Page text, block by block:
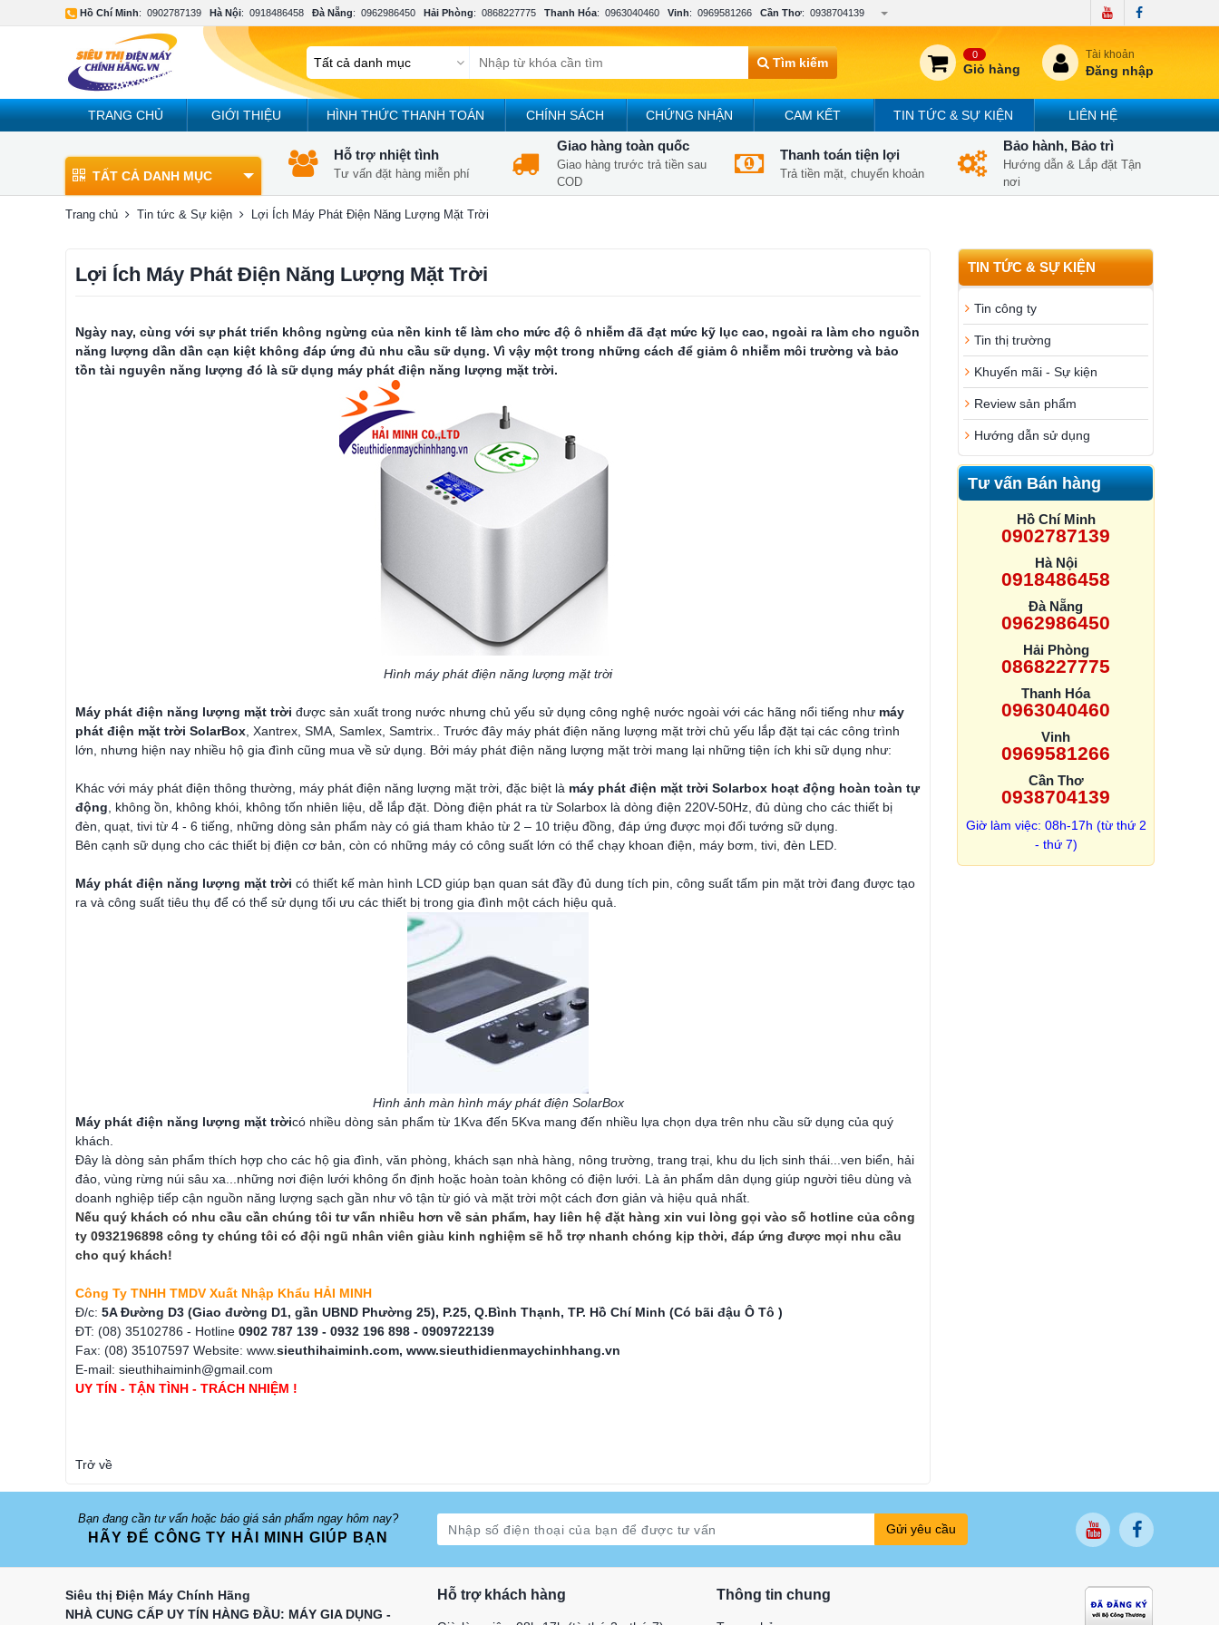
Hồ Chí Minh: 0902787139 Hà Nội: 0918486458 Đà Nẵng: 0962986450 Hải Phòng: 0868227775 Thanh Hóa: 0963040460 Vinh: 0969581266 Cần Thơ: 0938704139
Tìm kiếm
0
Giỏ hàng
Tài khoản
Đăng nhập
TRANG CHỦ GIỚI THIỆU HÌNH THỨC THANH TOÁN CHÍNH SÁCH CHỨNG NHẬN CAM KẾT TIN TỨC & SỰ KIỆN LIÊN HỆ
TẤT CẢ DANH MỤC
Hỗ trợ nhiệt tình
Tư vấn đặt hàng miễn phí
Giao hàng toàn quốc
Giao hàng trước trả tiền sau
COD
Thanh toán tiện lợi
Trả tiền mặt, chuyển khoản
Bảo hành, Bảo trì
Hướng dẫn & Lắp đặt Tận
nơi
Trang chủ Tin tức & Sự kiện Lợi Ích Máy Phát Điện Năng Lượng Mặt Trời
TIN TỨC & SỰ KIỆN
Tin công ty
Tin thị trường
Khuyến mãi - Sự kiện
Review sản phẩm
Hướng dẫn sử dụng
Tư vấn Bán hàng
Hồ Chí Minh
0902787139
Hà Nội
0918486458
Đà Nẵng
0962986450
Hải Phòng
0868227775
Thanh Hóa
0963040460
Vinh
0969581266
Cần Thơ
0938704139
Giờ làm việc: 08h-17h (từ thứ 2
- thứ 7)
Lợi Ích Máy Phát Điện Năng Lượng Mặt Trời
Ngày nay, cùng với sự phát triển không ngừng của nền kinh tế làm cho mức độ ô nhiễm đã đạt mức kỹ lục cao, ngoài ra làm cho nguồn
năng lượng dần dần cạn kiệt không đáp ứng đủ nhu cầu sữ dụng. Vì vậy một trong những cách để giảm ô nhiễm môi trường và bảo
tồn tài nguyên năng lượng đó là sữ dụng máy phát điện năng lượng mặt trời.
Hình máy phát điện năng lượng mặt trời
Máy phát điện năng lượng mặt trời được sản xuất trong nước nhưng chủ yếu sử dụng công nghệ nước ngoài với các hãng nổi tiếng như máy
phát điện mặt trời SolarBox , Xantrex, SMA, Samlex, Samtrix.. Trước đây máy phát điện năng lượng mặt trời chủ yếu lắp đặt tại các công trình
lớn, nhưng hiện nay nhiều hộ gia đình cũng mua về sử dụng. Bởi máy phát điện năng lượng mặt trời mang lại những tiện ích khi sữ dụng như:
Khác với máy phát điện thông thường, máy phát điện năng lượng mặt trời, đặc biệt là máy phát điện mặt trời Solarbox hoạt động hoàn toàn tự
động , không ồn, không khói, không tốn nhiên liệu, dễ lắp đặt. Dòng điện phát ra từ Solarbox là dòng điện 220V-50Hz, đủ dùng cho các thiết bị
đèn, quạt, tivi từ 4 - 6 tiếng, những dòng sản phẩm này có giá tham khảo từ 2 – 10 triệu đồng, đáp ứng được mọi đối tướng sữ dụng.
Bên cạnh sữ dụng cho các thiết bị điện cơ bản, còn có những máy có công suất lớn có thể chạy khoan điện, máy bơm, tivi, đèn LED.
Máy phát điện năng lượng mặt trời có thiết kế màn hình LCD giúp bạn quan sát đầy đủ dung tích pin, công suất tấm pin mặt trời đang được tạo
ra và công suất tiêu thụ để có thể sử dụng tối ưu các thiết bị trong gia đình một cách hiệu quả.
Hình ảnh màn hình máy phát điện SolarBox
Máy phát điện năng lượng mặt trờicó nhiều dòng sản phẩm từ 1Kva đến 5Kva mang đến nhiều lựa chọn dựa trên nhu cầu sữ dụng của quý
khách.
Đây là dòng sản phẩm thích hợp cho các hộ gia đình, văn phòng, khách sạn nhà hàng, nông trường, trang trại, khu du lịch sinh thái...ven biển, hải
đảo, vùng rừng núi sâu xa...những nơi điện lưới không ổn định hoặc hoàn toàn không có điện lưới. Là ản phẩm dân dụng giúp người tiêu dùng và
doanh nghiệp tiếp cận nguồn năng lượng sạch gần như vô tận từ gió và mặt trời một cách đơn giản và hiệu quả nhất.
Nếu quý khách có nhu cầu cần chúng tôi tư vấn nhiều hơn về sản phẩm, hay liên hệ đặt hàng xin vui lòng gọi vào số hotline của công
ty 0932196898 công ty chúng tôi có đội ngũ nhân viên giàu kinh nghiệm sẽ hỗ trợ nhanh chóng kịp thời, đáp ứng được mọi nhu cầu
cho quý khách!
Công Ty TNHH TMDV Xuất Nhập Khẩu HẢI MINH
Đ/c: 5A Đường D3 (Giao đường D1, gần UBND Phường 25), P.25, Q.Bình Thạnh, TP. Hồ Chí Minh (Có bãi đậu Ô Tô )
ĐT: (08) 35102786 - Hotline 0902 787 139 - 0932 196 898 - 0909722139
Fax: (08) 35107597 Website: www.sieuthihaiminh.com, www.sieuthidienmaychinhhang.vn
E-mail: sieuthihaiminh@gmail.com
UY TÍN - TẬN TÌNH - TRÁCH NHIỆM !
Trở về
Bạn đang cần tư vấn hoặc báo giá sản phẩm ngay hôm nay?
HÃY ĐỂ CÔNG TY HẢI MINH GIÚP BẠN
Gửi yêu cầu
Siêu thị Điện Máy Chính Hãng
NHÀ CUNG CẤP UY TÍN HÀNG ĐẦU: MÁY GIA DỤNG -
Hỗ trợ khách hàng Thông tin chung